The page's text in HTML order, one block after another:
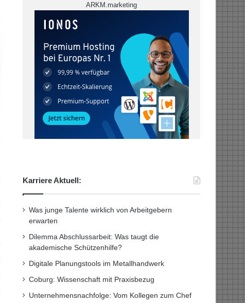
ARKM.marketing
Karriere Aktuell:
Was junge Talente wirklich von Arbeitgebern
erwarten
Dilemma Abschlussarbeit: Was taugt die
akademische Schützenhilfe?
Digitale Planungstools im Metallhandwerk
Coburg: Wissenschaft mit Praxisbezug
Unternehmensnachfolge: Vom Kollegen zum Chef